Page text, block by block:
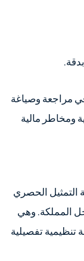
مراجعة وصياغة
ومخاطر مالية
التمثيل الحصري
المملكة. وهي
تفصيلية